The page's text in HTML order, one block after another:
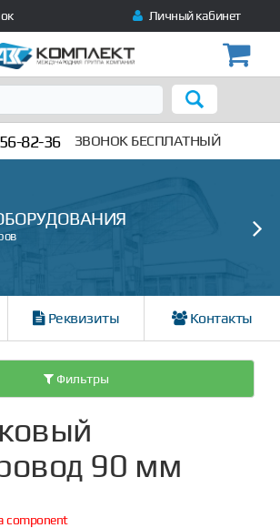
Личный кабинет
82-36 ЗВОНОК БЕСПЛАТНЫЙ
Реквизиты Контакты
Фильтры
90 мм
component